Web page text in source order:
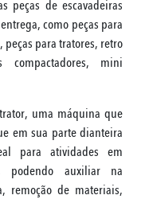
peças de escavadeiras
como peças para
para tratores, retro
compactadores, mini
uma máquina que
em sua parte dianteira
para atividades em
podendo auxiliar na
remoção de materiais,